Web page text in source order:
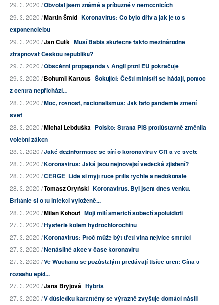
29. 3. 2020 /Obvolal jsem známé a příbuzné v nemocnicích
29. 3. 2020 /Martin Šmíd Koronavirus: Co bylo dřív a jak je to s
exponencielou
29. 3. 2020 /Jan Čulík Musí Babiš skutečně takto mezinárodně
ztrapňovat Českou republiku?
29. 3. 2020 /Obscénní propaganda v Angli proti EU pokračuje
29. 3. 2020 /Bohumil Kartous Šokující: Čeští ministři se hádají, pomoc
z centra nepřichází...
28. 3. 2020 /Moc, rovnost, nacionalismus: Jak tato pandemie změní
svět
28. 3. 2020 /Michal Lebduška Polsko: Strana PiS protiústavně změnila
volební zákon
28. 3. 2020 /Jaké dezinformace se šíří o koronaviru v ČR a ve světě
28. 3. 2020 /Koronavirus: Jaká jsou nejnovější vědecká zjištění?
28. 3. 2020 /CERGE: Lidé si myjí ruce příliš rychle a nedokonale
28. 3. 2020 /Tomasz Oryński Koronavirus. Byl jsem dnes venku.
Británie si o tu infekci vyloženě...
28. 3. 2020 /Milan Kohout Moji milí američtí sobečtí spoluidioti
27. 3. 2020 /Hysterie kolem hydrochlorochinu
27. 3. 2020 /Koronavirus: Proč může být třetí vlna nejvíce smrtící
27. 3. 2020 /Nenásilné akce v čase koronaviru
27. 3. 2020 /Ve Wuchanu se pozůstalým předávají tisíce uren: Čína o
rozsahu epid...
27. 3. 2020 /Jana Bryjová Hybris
27. 3. 2020 /V důsledku karantény se výrazně zvyšuje domácí násilí